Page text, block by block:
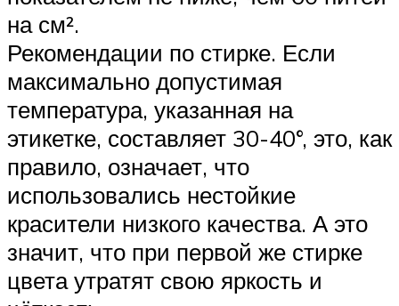
на см².
Рекомендации по стирке. Если
максимально допустимая
температура, указанная на
этикетке, составляет 30-40°, это, как
правило, означает, что
использовались нестойкие
красители низкого качества. А это
значит, что при первой же стирке
цвета утратят свою яркость и